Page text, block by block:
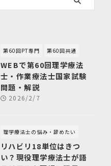
第60回PT専門 第60回共通
WEBで第60回理学療法
士・作業療法士国家試験
問題・解説
2026/2/7
理学療法士の悩み・辞めたい
リハビリ18単位はきつ
い？現役理学療法士が語